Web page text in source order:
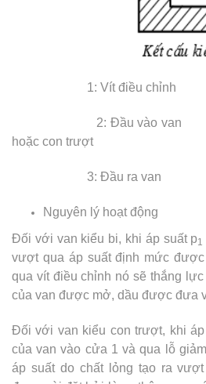
1: Vít điều chỉnh
2: Đầu vào van 5:
hoặc con trượt
3: Đầu ra van
Nguyên lý hoạt động
Đối với van kiểu bi, khi áp suất p1
vượt qua áp suất định mức
qua vít điều chỉnh nó sẽ thắng
của van được mở, dầu được đưa
Đối với van kiểu con trượt, khi
của van vào cửa 1 và qua lỗ
áp suất do chất lỏng tạo ra